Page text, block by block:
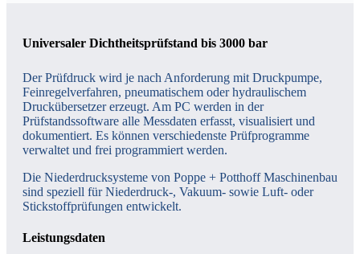
Universaler Dichtheitsprüfstand bis 3000 bar
Der Prüfdruck wird je nach Anforderung mit Druckpumpe,
Feinregelverfahren, pneumatischem oder hydraulischem
Druckübersetzer erzeugt. Am PC werden in der
Prüfstandssoftware alle Messdaten erfasst, visualisiert und
dokumentiert. Es können verschiedenste Prüfprogramme
verwaltet und frei programmiert werden.
Die Niederdrucksysteme von Poppe + Potthoff Maschinenbau
sind speziell für Niederdruck-, Vakuum- sowie Luft- oder
Stickstoffprüfungen entwickelt.
Leistungsdaten